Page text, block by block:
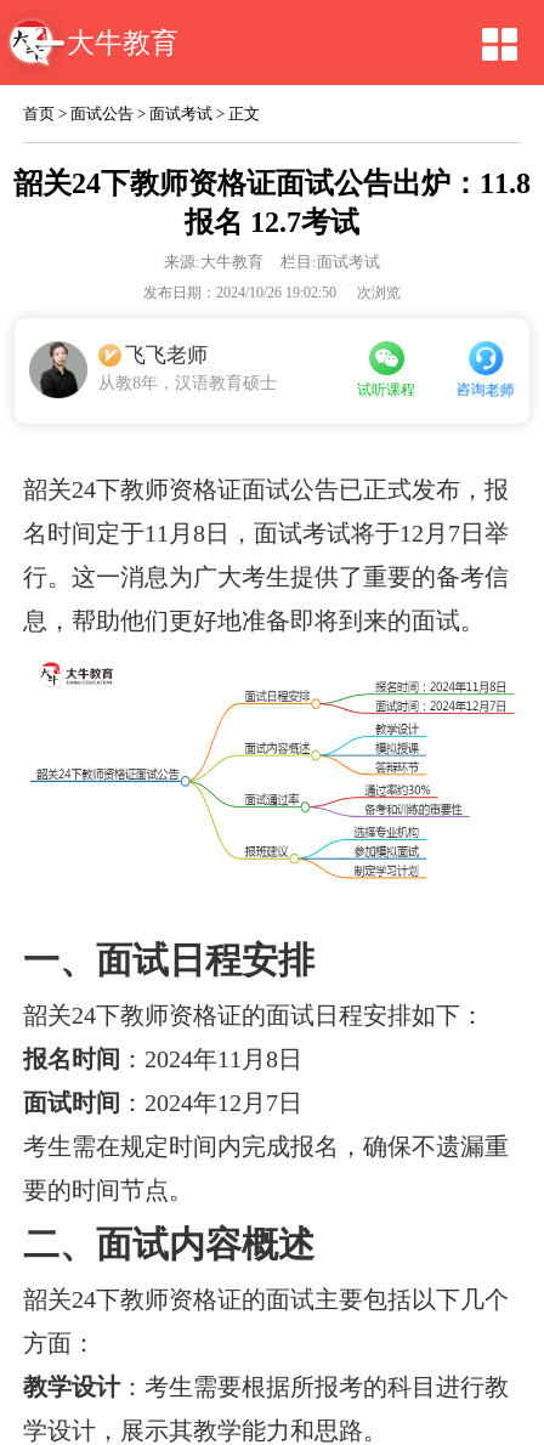
大牛教育
首页 >面试公告 >面试考试 > 正文
韶关24下教师资格证面试公告出炉：11.8
报名 12.7考试
来源:大牛教育 栏目:面试考试
发布日期：2024/10/26 19:02:50 次浏览
飞飞老师
从教8年，汉语教育硕士 试听课程 咨询老师
韶关24下教师资格证面试公告已正式发布，报
名时间定于11月8日，面试考试将于12月7日举
行。这一消息为广大考生提供了重要的备考信
息，帮助他们更好地准备即将到来的面试。
一、面试日程安排
韶关24下教师资格证的面试日程安排如下：
报名时间 ：2024年11月8日
面试时间 ：2024年12月7日
考生需在规定时间内完成报名，确保不遗漏重
要的时间节点。
二、面试内容概述
韶关24下教师资格证的面试主要包括以下几个
方面：
教学设计：考生需要根据所报考的科目进行教
学设计，展示其教学能力和思路。